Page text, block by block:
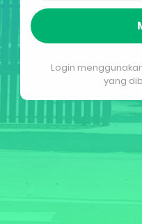
Login
yang